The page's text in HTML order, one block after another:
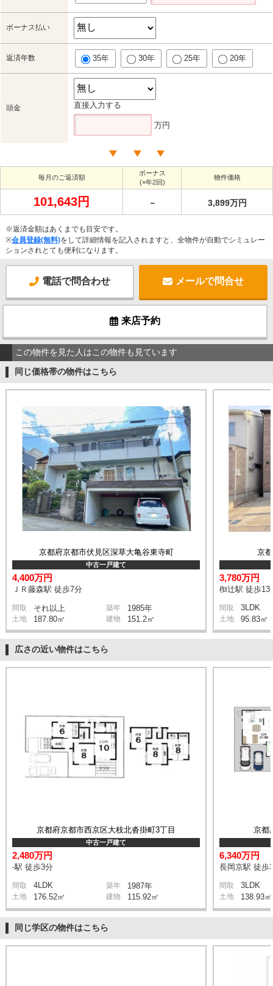
ボーナス払い
返済年数 35年 30年 25年 20年
頭金 直接入力する
万円
毎月のご返済額
ボーナス
(×年2回)
物件価格
101,643円 － 3,899万円
※返済金額はあくまでも目安です。
※会員登録(無料)をして詳細情報を記入されますと、全物件が自動でシミュレー
ションされとても便利になります。
電話で問合わせ メールで問合せ
来店予約
この物件を見た人はこの物件も見ています
同じ価格帯の物件はこちら
京都府京都市伏見区深草大亀谷東寺町
中古一戸建て
4,400万円
ＪＲ藤森駅 徒歩7分
間取 それ以上 築年 1985年
土地 187.80㎡ 建物 151.2㎡
京
3,780万円
椥辻駅 徒歩13
間取 3LDK
土地 95.83㎡
広さの近い物件はこちら
京都府京都市西京区大枝北沓掛町3丁目
中古一戸建て
2,480万円
-駅 徒歩3分
間取 4LDK 築年 1987年
土地 176.52㎡ 建物 115.92㎡
京都
6,340万円
長岡京駅 徒歩
間取 3LDK
土地 138.93㎡
同じ学区の物件はこちら